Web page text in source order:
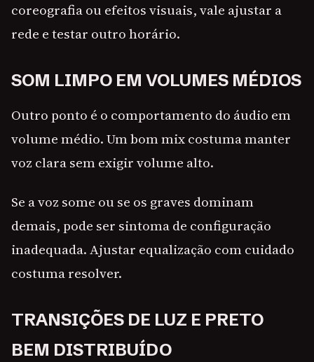
coreografia ou efeitos visuais, vale ajustar a
rede e testar outro horário.
SOM LIMPO EM VOLUMES MÉDIOS
Outro ponto é o comportamento do áudio em
volume médio. Um bom mix costuma manter
voz clara sem exigir volume alto.
Se a voz some ou se os graves dominam
demais, pode ser sintoma de configuração
inadequada. Ajustar equalização com cuidado
costuma resolver.
TRANSIÇÕES DE LUZ E PRETO
BEM DISTRIBUÍDO